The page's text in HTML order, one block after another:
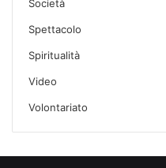
Società
Spettacolo
Spiritualità
Video
Volontariato